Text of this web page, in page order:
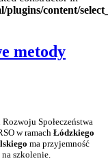
content/
metody
Społeczeństwa
w ramach Łódzkiego
ma przyjemność
szkolenie.